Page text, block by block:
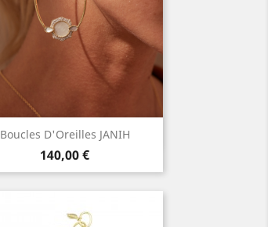
Boucles D'Oreilles JANIH
Prix
140,00 €
Aperçu rapide